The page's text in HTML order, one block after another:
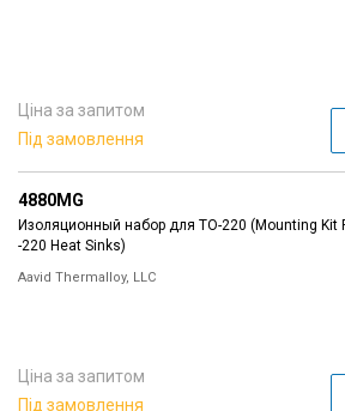
Ціна за запитом
Під замовлення
4880MG
Изоляционный набор для TO-220 (Mounting Kit
-220 Heat Sinks)
Aavid Thermalloy, LLC
Ціна за запитом
Під замовлення